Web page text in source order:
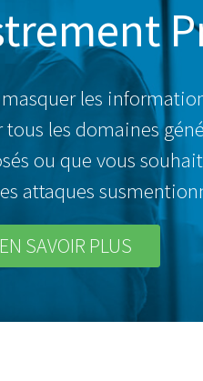
les
tous les domaines
ou que vous
attaques
EN SAVOIR PLUS